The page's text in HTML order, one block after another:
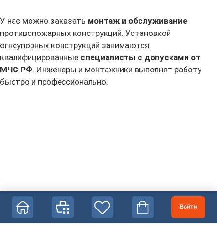
У нас можно заказать монтаж и обслуживание
противопожарных конструкций. Установкой
огнеупорных конструкций занимаются
квалифицированные специалисты с допусками от
МЧС РФ. Инженеры и монтажники выполнят работу
быстро и профессионально.
Войти